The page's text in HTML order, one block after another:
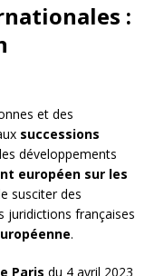
:
et des
successions
développements
européen sur les
susciter des
juridictions françaises
.
Paris du 4 avril 2023